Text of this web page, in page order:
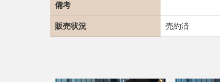
備考
販売状況 売約済